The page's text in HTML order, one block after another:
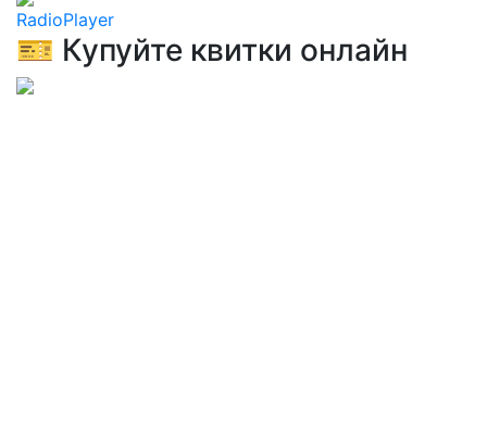
RadioPlayer
🎫 Купуйте квитки онлайн